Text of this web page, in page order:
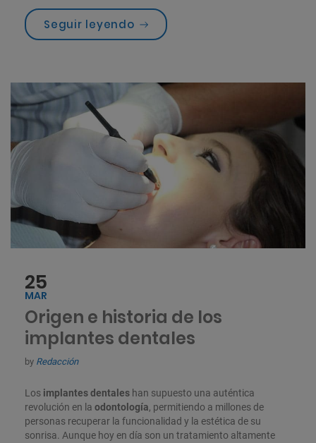
Seguir leyendo«¿Qué es la mucositis
25
MAR
Origen e historia de los
implantes dentales
by Redacción
Los implantes dentales han supuesto una auténtica
revolución en la odontología, permitiendo a millones de
personas recuperar la funcionalidad y la estética de su
sonrisa. Aunque hoy en día son un tratamiento altamente